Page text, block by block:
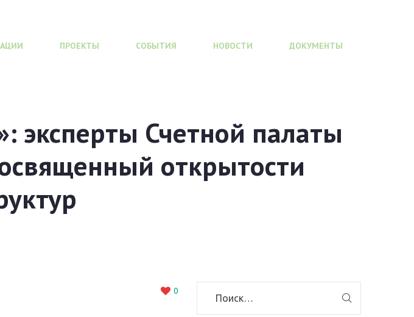
ПРОЕКТЫ СОБЫТИЯ НОВОСТИ ДОКУМЕНТЫ
эксперты Счетной палаты
открытости
0